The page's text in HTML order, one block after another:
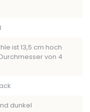
ist 13,5 cm hoch
von 4
dunkel